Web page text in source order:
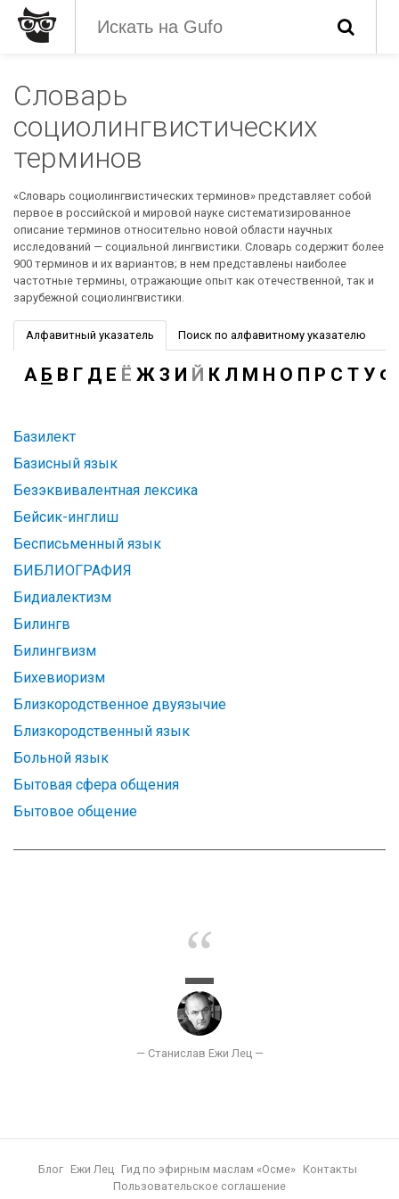
Словарь
социолингвистических
терминов
«Словарь социолингвистических терминов» представляет собой
первое в российской и мировой науке систематизированное
описание терминов относительно новой области научных
исследований — социальной лингвистики. Словарь содержит более
900 терминов и их вариантов; в нем представлены наиболее
частотные термины, отражающие опыт как отечественной, так и
зарубежной социолингвистики.
Алфавитный указатель Поиск по алфавитному указателю
А Б В Г Д Е Ё Ж З И Й К Л М Н О П Р С Т У Ф
Базилект
Базисный язык
Безэквивалентная лексика
Бейсик-инглиш
Бесписьменный язык
БИБЛИОГРАФИЯ
Бидиалектизм
Билингв
Билингвизм
Бихевиоризм
Близкородственное двуязычие
Близкородственный язык
Больной язык
Бытовая сфера общения
Бытовое общение
Блог Ежи Лец Гид по эфирным маслам «Осме»
Контакты
Пользовательское соглашение